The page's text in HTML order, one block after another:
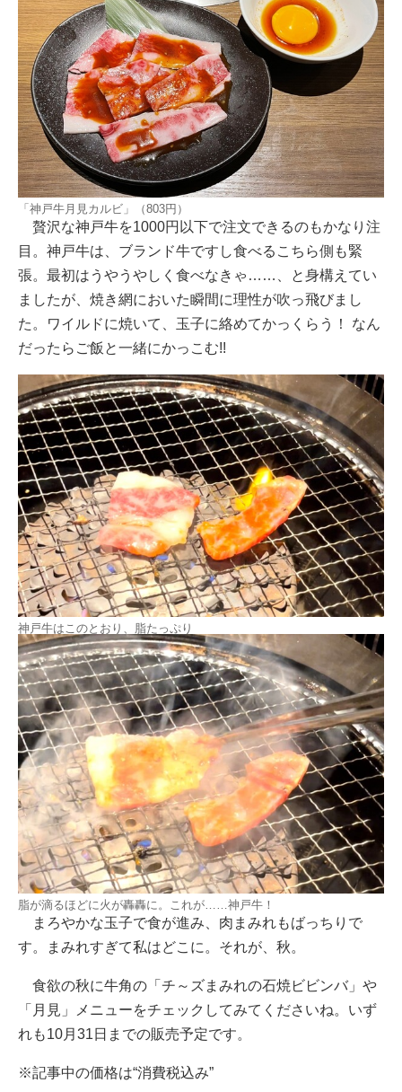
「神戸牛月見カルビ」（803円）
贅沢な神戸牛を1000円以下で注文できるのもかなり注
目。神戸牛は、ブランド牛ですし食べるこちら側も緊
張。最初はうやうやしく食べなきゃ……、と身構えてい
ましたが、焼き網においた瞬間に理性が吹っ飛びまし
た。ワイルドに焼いて、玉子に絡めてかっくらう！ なん
だったらご飯と一緒にかっこむ!!
神戸牛はこのとおり、脂たっぷり
脂が滴るほどに火が轟轟に。これが……神戸牛！
まろやかな玉子で食が進み、肉まみれもばっちりで
す。まみれすぎて私はどこに。それが、秋。
食欲の秋に牛角の「チ～ズまみれの石焼ビビンバ」や
「月見」メニューをチェックしてみてくださいね。いず
れも10月31日までの販売予定です。
※記事中の価格は“消費税込み”